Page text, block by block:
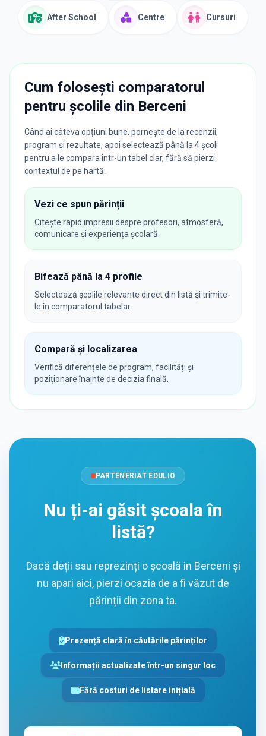
After School Centre Cursuri
Cum folosești comparatorul
pentru școlile din Berceni
Când ai câteva opțiuni bune, pornește de la recenzii,
program și rezultate, apoi selectează până la 4 școli
pentru a le compara într-un tabel clar, fără să pierzi
contextul de pe hartă.
Vezi ce spun părinții
Citește rapid impresii despre profesori, atmosferă,
comunicare și experiența școlară.
Bifează până la 4 profile
Selectează școlile relevante direct din listă și trimite-
le în comparatorul tabelar.
Compară și localizarea
Verifică diferențele de program, facilități și
poziționare înainte de decizia finală.
PARTENERIAT EDULIO
Nu ți-ai găsit școala în
listă?
Dacă deții sau reprezinți o școală in Berceni și
nu apari aici, pierzi ocazia de a fi văzut de
părinții din zona ta.
Prezență clară în căutările părinților
Informații actualizate într-un singur loc
Fără costuri de listare inițială